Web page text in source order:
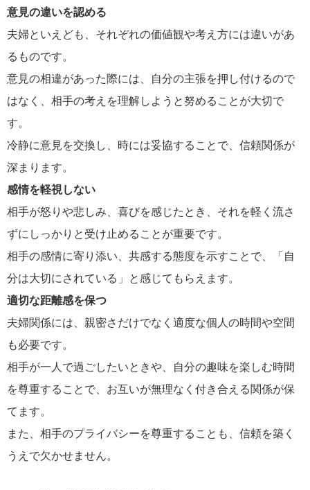
意見の違いを認める
夫婦といえども、それぞれの価値観や考え方には違いがあ
るものです。
意見の相違があった際には、自分の主張を押し付けるので
はなく、相手の考えを理解しようと努めることが大切で
す。
冷静に意見を交換し、時には妥協することで、信頼関係が
深まります。
感情を軽視しない
相手が怒りや悲しみ、喜びを感じたとき、それを軽く流さ
ずにしっかりと受け止めることが重要です。
相手の感情に寄り添い、共感する態度を示すことで、「自
分は大切にされている」と感じてもらえます。
適切な距離感を保つ
夫婦関係には、親密さだけでなく適度な個人の時間や空間
も必要です。
相手が一人で過ごしたいときや、自分の趣味を楽しむ時間
を尊重することで、お互いが無理なく付き合える関係が保
てます。
また、相手のプライバシーを尊重することも、信頼を築く
うえで欠かせません。